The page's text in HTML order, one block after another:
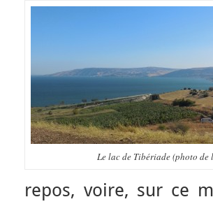
Le lac de Tibériade (photo de
repos, voire, sur ce